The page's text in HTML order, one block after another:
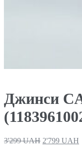
Джинси
3'299UAH 2'799 UAH